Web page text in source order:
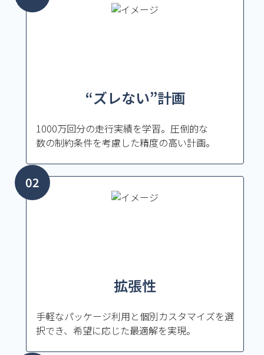
“ズレない”計画
1000万回分の走行実績を学習。圧倒的な
数の制約条件を考慮した精度の高い計画。
拡張性
手軽なパッケージ利用と個別カスタマイズを選
択でき、希望に応じた最適解を実現。